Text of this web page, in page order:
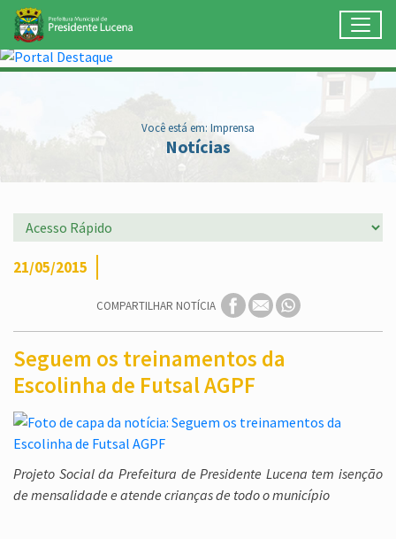
Ir para conteúdo principal
Você está em: Imprensa
Notícias
21/05/2015
COMPARTILHAR NOTÍCIA
Seguem os treinamentos da
Escolinha de Futsal AGPF
Projeto Social da Prefeitura de Presidente Lucena tem isenção
de mensalidade e atende crianças de todo o município